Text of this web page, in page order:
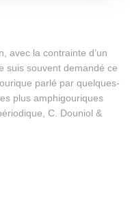
avec la contrainte d’un
suis souvent demandé ce
parlé par quelques-
plus amphigouriques
C. Douniol &